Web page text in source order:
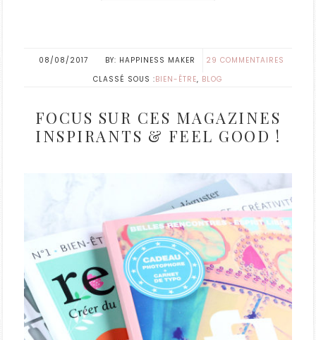
08/08/2017 HAPPINESS MAKER
29 COMMENTAIRES
CLASSÉ SOUS :BIEN-ÊTRE, BLOG
FOCUS SUR CES MAGAZINES
INSPIRANTS & FEEL GOOD !